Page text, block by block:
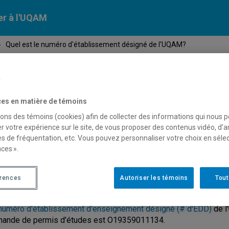
à l'UQAM
Quel est le numéro d'établissement désigné de l'UQAM?
est le numéro
d'établissement d'enseignement désigné (# d'EDD)de
de permis d'études est O19359011134.
en matière de témoins
des témoins (cookies) afin de collecter des informations qui nous
votre expérience sur le site, de vous proposer des contenus vidéo,
de fréquentation, etc. Vous pouvez personnaliser votre choix en
».
Autoriser les témoins